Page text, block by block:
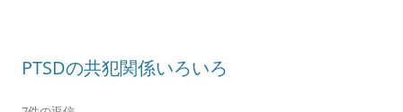
PTSDの共犯関係いろいろ